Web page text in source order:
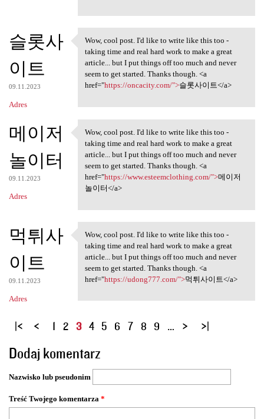
슬롯사
이트
09.11.2023
Adres
Wow, cool post. I'd like to
Wow, cool post. I'd like to write like this too -
taking time and real hard work to make a great
article... but I put things off too much and never
seem to get started. Thanks though. <a
href="https://oncacity.com/">슬롯사이트</a>
메이저
놀이터
09.11.2023
Adres
Wow, cool post. I'd like to
Wow, cool post. I'd like to write like this too -
taking time and real hard work to make a great
article... but I put things off too much and never
seem to get started. Thanks though. <a
href="https://www.esteemclothing.com/">메이저
놀이터</a>
먹튀사
이트
09.11.2023
Adres
Wow, cool post. I'd like to
Wow, cool post. I'd like to write like this too -
taking time and real hard work to make a great
article... but I put things off too much and never
seem to get started. Thanks though. <a
href="https://udong777.com/">먹튀사이트</a>
S
r
o
y
1 2 3 4 5 6 7 8 9 …
Dodaj komentarz
Nazwisko lub pseudonim
Treść Twojego komentarza *